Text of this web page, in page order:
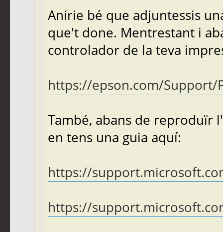
Anirie bé que adjuntessis
que't done. Mentrestant i
controlador de la teva
https://epson.com/Support/
També, abans de reproduïr
en tens una guia aquí:
https://
https://